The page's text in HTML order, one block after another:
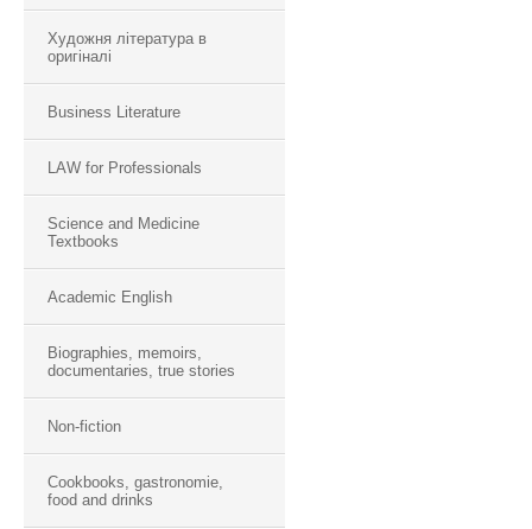
Художня література в
оригіналі
Business Literature
LAW for Professionals
Science and Medicine
Textbooks
Academic English
Biographies, memoirs,
documentaries, true stories
Non-fiction
Cookbooks, gastronomie,
food and drinks